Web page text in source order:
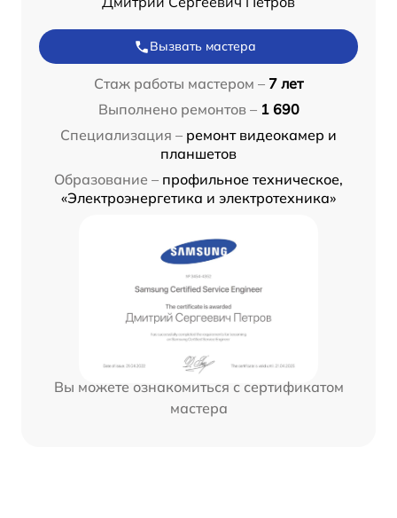
Вызвать мастера
Стаж работы мастером – 7 лет
Выполнено ремонтов – 1 690
Специализация – ремонт видеокамер и
планшетов
Образование – профильное техническое,
«Электроэнергетика и электротехника»
Вы можете ознакомиться с сертификатом
мастера